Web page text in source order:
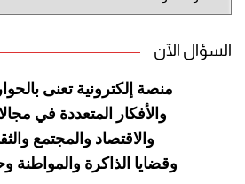
الموقع
السؤال الآن
منصة إلكترونية تعنى
والأفكار المتعددة في
والاقتصاد والمجتمع
وقضايا الذاكرة والمواطنة